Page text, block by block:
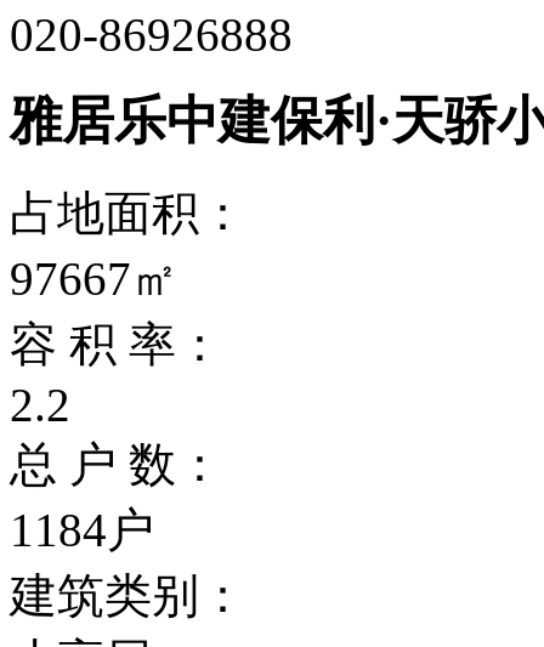
020-86926888
雅居乐中建保利·天骄
占地面积：
97667㎡
容 积 率：
2.2
总 户 数：
1184户
建筑类别：